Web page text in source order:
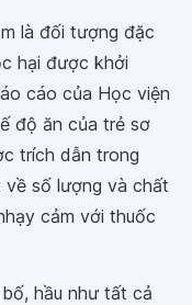
là đối tượng đặc
hại được khởi
cáo của Học viện
độ ăn của trẻ sơ
trích dẫn trong
số lượng và chất
cảm với thuốc
hầu như tất cả